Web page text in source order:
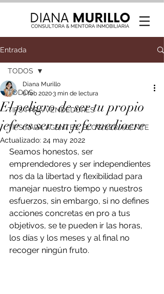
Entrada
TODOS
TIPS PARA VENDEDORES
TIPS PARA AGENTES: BLOG SER AGENTE
TODOS
El peligro de ser tu propio
jefe es ser un jefe mediocre
Diana Murillo
6 feb 20203 min de lectura
Actualizado: 24 may 2022
Seamos honestos, ser
emprendedores y ser independientes
nos da la libertad y flexibilidad para
manejar nuestro tiempo y nuestros
esfuerzos, sin embargo, si no defines
acciones concretas en pro a tus
objetivos, se te pueden ir las horas,
los días y los meses y al final no
recoger ningún fruto.